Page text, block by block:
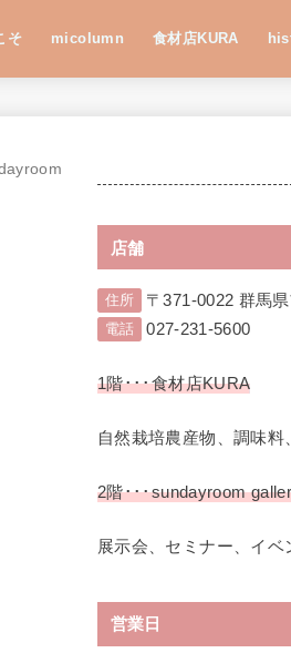
そ micolumn 食材店KURA
店舗
住所 〒371-0022 群馬
電話 027-231-5600
1階･･･食材店KURA
自然栽培農産物、調味料
2階･･･sundayroom
展示会、セミナー、イベ
営業日